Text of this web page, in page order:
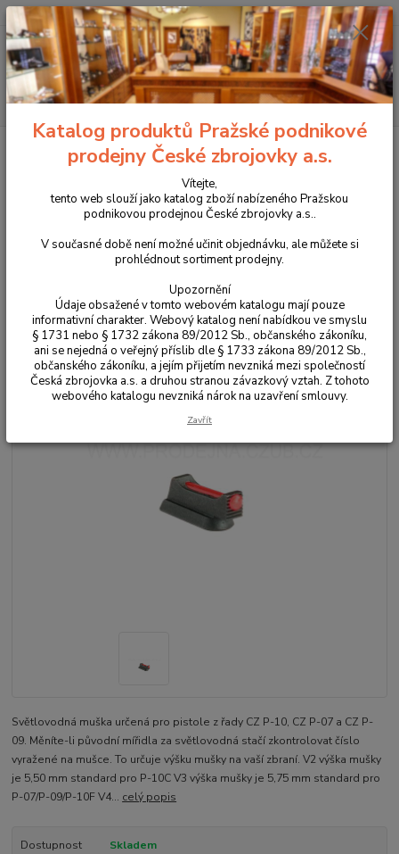
Menu
Hledat
+420 225 375 800
Příslušenství, doplňky a náhradní díly Pro pistole
Muška světlovodná 1,5 mm pro CZ P-10 / P-07 / P-09
Muška světlovodná 1,5 mm pro
CZ P-10 / P-07 / P-09
Světlovodná muška určená pro pistole z řady CZ P-10, CZ P-07 a CZ P-
09. Měníte-li původní mířidla za světlovodná stačí zkontrolovat číslo
vyražené na mušce. To určuje výšku mušky na vaší zbraní. V2 výška mušky
je 5,50 mm standard pro P-10C V3 výška mušky je 5,75 mm standard pro
P-07/P-09/P-10F V4... celý popis
Dostupnost
Skladem
Katalog produktů Pražské podnikové
prodejny České zbrojovky a.s.
Vítejte,
tento web slouží jako katalog zboží nabízeného Pražskou
podnikovou prodejnou České zbrojovky a.s..
V současné době není možné učinit objednávku, ale můžete si
prohlédnout sortiment prodejny.
Upozornění
Údaje obsažené v tomto webovém katalogu mají pouze
informativní charakter. Webový katalog není nabídkou ve smyslu
§ 1731 nebo § 1732 zákona 89/2012 Sb., občanského zákoníku,
ani se nejedná o veřejný příslib dle § 1733 zákona 89/2012 Sb.,
občanského zákoníku, a jejím přijetím nevzniká mezi společností
Česká zbrojovka a.s. a druhou stranou závazkový vztah. Z tohoto
webového katalogu nevzniká nárok na uzavření smlouvy.
Zavřít